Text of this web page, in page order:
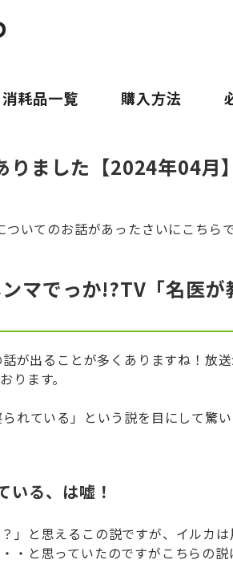
消耗品一覧 購入方法
ました【2024年04月】
いてのお話があったさいにこちら
マでっか!?TV「名医が
が出ることが多くありますね！放
ります。
れている」という説を目にして驚
いる、は嘘！
」と思えるこの説ですが、イルカ
・と思っていたのですがこちらの